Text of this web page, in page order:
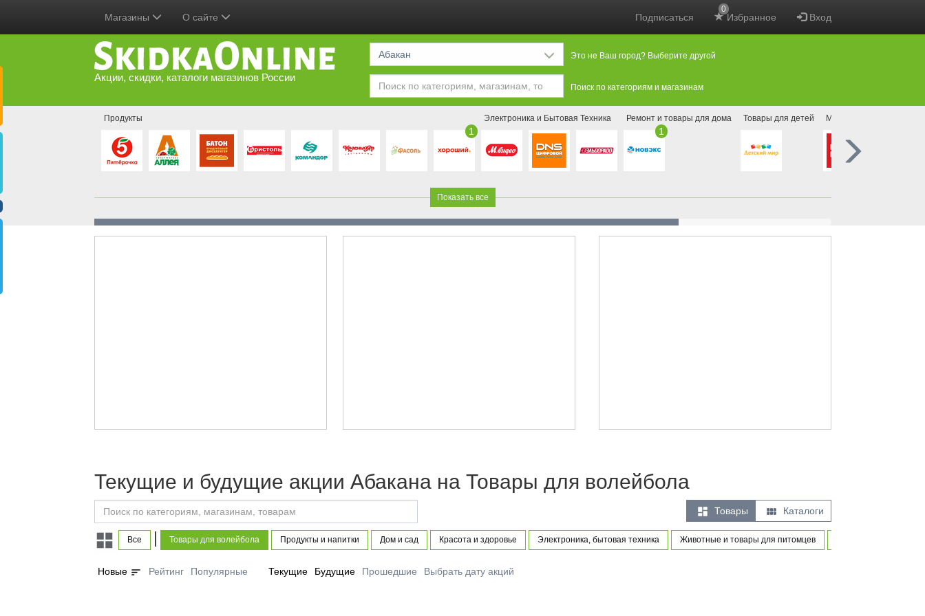
Подписаться Избранное
0
Вход
Магазины О сайте
Акции, скидки, каталоги магазинов России
Абакан Это не Ваш город? Выберите другой
Поиск по категориям и магазинам
Продукты
1
Электроника и Бытовая Техника Ремонт и товары для дома
1
Товары для детей Мебель
Показать все
Текущие и будущие акции Абакана на Товары для волейбола
 Товары  Каталоги
Все | Товары для волейбола Продукты и напитки Дом и сад Красота и здоровье Электроника, бытовая техника Животные и товары для питомцев
Новые sort Рейтинг Популярные Текущие Будущие Прошедшие Выбрать дату акций